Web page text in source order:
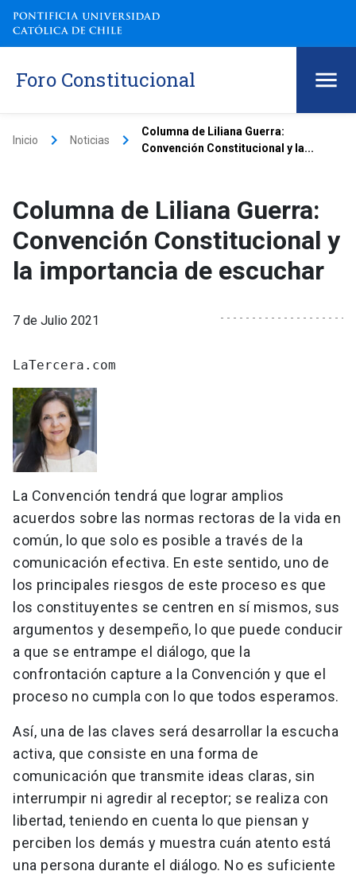
Foro Constitucional
Inicio keyboard_arrow_right Noticias keyboard_arrow_right
Columna de Liliana Guerra:
Convención Constitucional y la...
Columna de Liliana Guerra:
Convención Constitucional y
la importancia de escuchar
7 de Julio 2021
LaTercera.com
La Convención tendrá que lograr amplios
acuerdos sobre las normas rectoras de la vida en
común, lo que solo es posible a través de la
comunicación efectiva. En este sentido, uno de
los principales riesgos de este proceso es que
los constituyentes se centren en sí mismos, sus
argumentos y desempeño, lo que puede conducir
a que se entrampe el diálogo, que la
confrontación capture a la Convención y que el
proceso no cumpla con lo que todos esperamos.
Así, una de las claves será desarrollar la escucha
activa, que consiste en una forma de
comunicación que transmite ideas claras, sin
interrumpir ni agredir al receptor; se realiza con
libertad, teniendo en cuenta lo que piensan y
perciben los demás y muestra cuán atento está
una persona durante el diálogo. No es suficiente